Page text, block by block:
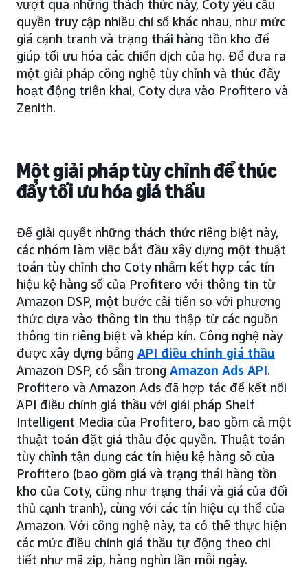
vượt qua những thách thức này, Coty yêu cầu
quyền truy cập nhiều chỉ số khác nhau, như mức
giá cạnh tranh và trạng thái hàng tồn kho để
giúp tối ưu hóa các chiến dịch của họ. Để đưa ra
một giải pháp công nghệ tùy chỉnh và thúc đẩy
hoạt động triển khai, Coty dựa vào Profitero và
Zenith.
Một giải pháp tùy chỉnh để thúc
đẩy tối ưu hóa giá thầu
Để giải quyết những thách thức riêng biệt này,
các nhóm làm việc bắt đầu xây dựng một thuật
toán tùy chỉnh cho Coty nhằm kết hợp các tín
hiệu kệ hàng số của Profitero với thông tin từ
Amazon DSP, một bước cải tiến so với phương
thức dựa vào thông tin thu thập từ các nguồn
thông tin riêng biệt và khép kín. Công nghệ này
được xây dựng bằng API điều chỉnh giá thầu
Amazon DSP, có sẵn trong Amazon Ads API.
Profitero và Amazon Ads đã hợp tác để kết nối
API điều chỉnh giá thầu với giải pháp Shelf
Intelligent Media của Profitero, bao gồm cả một
thuật toán đặt giá thầu độc quyền. Thuật toán
tùy chỉnh tận dụng các tín hiệu kệ hàng số của
Profitero (bao gồm giá và trạng thái hàng tồn
kho của Coty, cũng như trạng thái và giá của đối
thủ cạnh tranh), cùng với các tín hiệu cụ thể của
Amazon. Với công nghệ này, ta có thể thực hiện
các mức điều chỉnh giá thầu tự động theo chi
tiết như mã zip, hàng nghìn lần mỗi ngày.